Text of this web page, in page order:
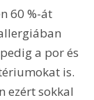
60 %-át
a por és
is.
ezért sokkal